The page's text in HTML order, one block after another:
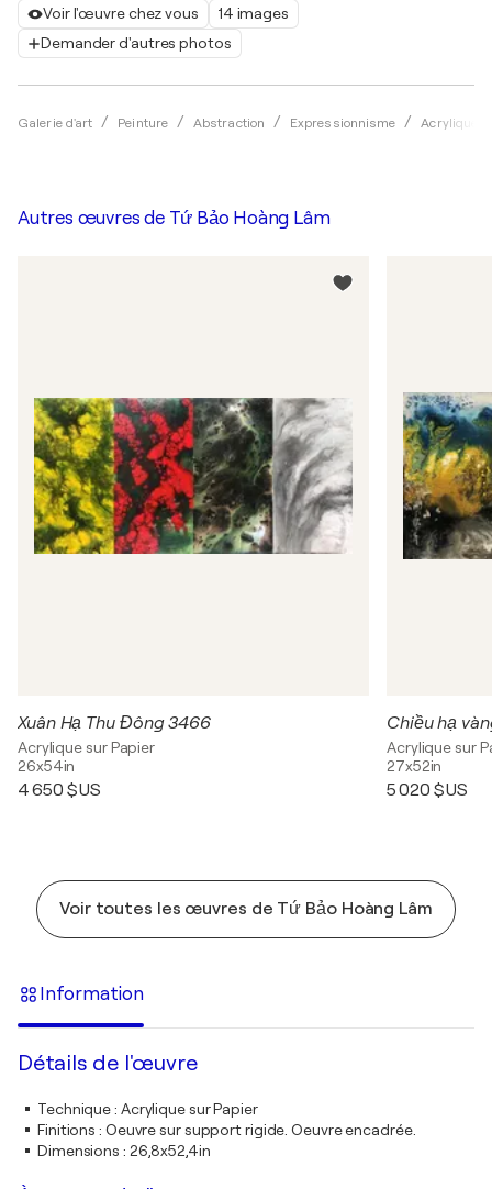
Voir l'œuvre chez vous
14 images
Demander d'autres photos
Galerie d'art Peinture Abstraction Expressionnisme Acrylique
Autres œuvres de Tứ Bảo Hoàng Lâm
Xuân Hạ Thu Đông 3466
Acrylique sur Papier
26x54in
4 650 $US
Chiều hạ
Acrylique sur
27x52in
5 020 $US
Voir toutes les œuvres de Tứ Bảo Hoàng Lâm
Information
Détails de l'œuvre
Technique: Acrylique sur Papier
Finitions : Oeuvre sur support rigide. Oeuvre encadrée.
Dimensions : 26,8x52,4in